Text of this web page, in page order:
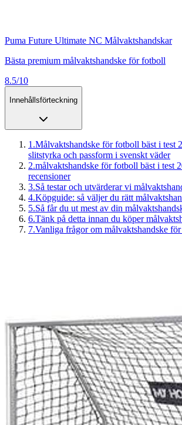
Puma Future Ultimate NC Målvaktshandskar
Bästa premium målvaktshandske för fotboll
8.5/10
Innehållsförteckning
1 .Målvaktshandske för fotboll bäst i test
slitstyrka och passform i svenskt väder
2.målvaktshandske för fotboll bäst i test
recensioner
3.Så testar och utvärderar vi
4.Köpguide: så väljer du rätt
5.Så får du ut mest av din
6.Tänk på detta innan du köper
7.Vanliga frågor om målvaktshandske